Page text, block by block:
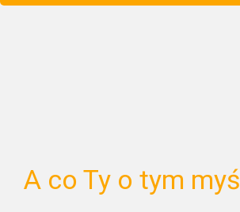
A co Ty o tym